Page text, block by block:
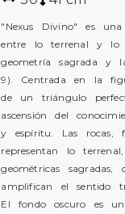
"Nexus Divino" es
entre lo terrenal y lo
geometría sagrada y
9). Centrada en la
de un triángulo
ascensión del
y espíritu. Las rocas,
representan lo
geométricas sagradas,
amplifican el sentido
El fondo oscuro es un